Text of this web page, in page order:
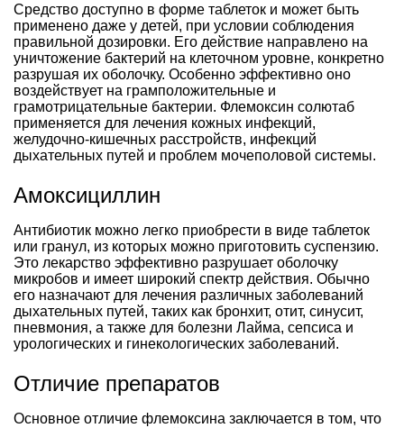
Средство доступно в форме таблеток и может быть
применено даже у детей, при условии соблюдения
правильной дозировки. Его действие направлено на
уничтожение бактерий на клеточном уровне, конкретно
разрушая их оболочку. Особенно эффективно оно
воздействует на грамположительные и
грамотрицательные бактерии. Флемоксин солютаб
применяется для лечения кожных инфекций,
желудочно-кишечных расстройств, инфекций
дыхательных путей и проблем мочеполовой системы.
Амоксициллин
Антибиотик можно легко приобрести в виде таблеток
или гранул, из которых можно приготовить суспензию.
Это лекарство эффективно разрушает оболочку
микробов и имеет широкий спектр действия. Обычно
его назначают для лечения различных заболеваний
дыхательных путей, таких как бронхит, отит, синусит,
пневмония, а также для болезни Лайма, сепсиса и
урологических и гинекологических заболеваний.
Отличие препаратов
Основное отличие флемоксина заключается в том, что